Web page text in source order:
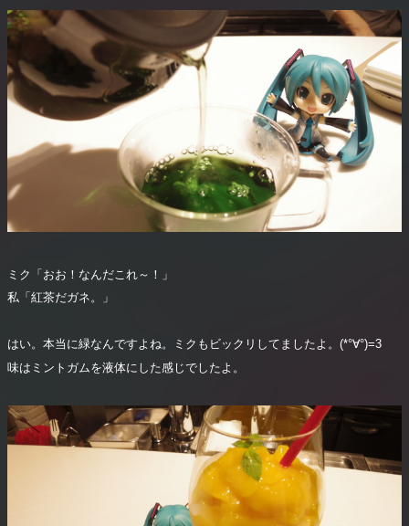
ミク「おお！なんだこれ～！」
私「紅茶だガネ。」
はい。本当に緑なんですよね。ミクもビックリしてましたよ。(*°∀°)=3
味はミントガムを液体にした感じでしたよ。